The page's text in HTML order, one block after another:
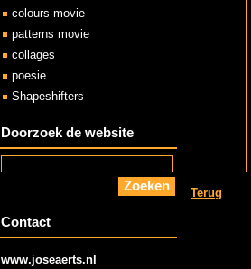
Terug
colours movie
patterns movie
collages
poesie
Shapeshifters
Doorzoek de website
Contact
www.joseaerts.nl